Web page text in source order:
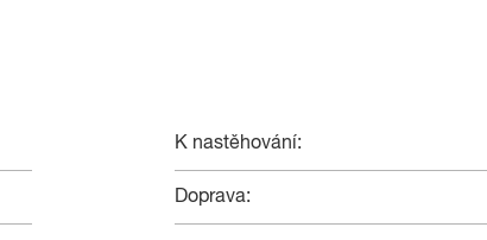
K nastěhování:
Doprava: